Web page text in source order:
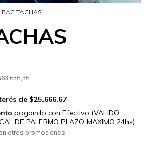
BAG TACHAS
de $25.666,67
pagando con Efectivo (VALIDO
DE PALERMO PLAZO MAXIMO 24hs)
otras promociones